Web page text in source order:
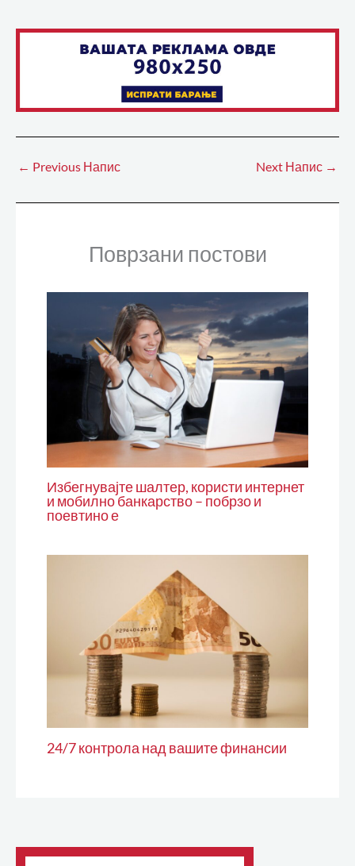
← Previous Напис Next Напис →
Поврзани постови
Избегнувајте шалтер, користи интернет
и мобилно банкарство – побрзо и
поевтино е
24/7 контрола над вашите финансии